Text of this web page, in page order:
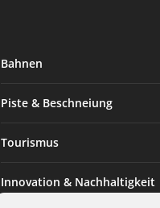
Bahnen
Piste & Beschneiung
Tourismus
Innovation & Nachhaltigkeit